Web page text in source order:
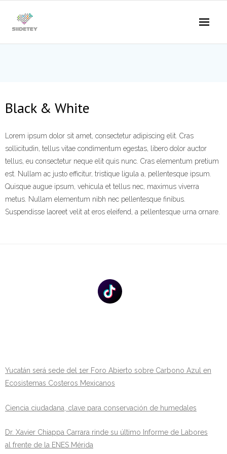
content
Black & White
Lorem ipsum dolor sit amet, consectetur adipiscing elit. Cras
sollicitudin, tellus vitae condimentum egestas, libero dolor auctor
tellus, eu consectetur neque elit quis nunc. Cras elementum pretium
est. Nullam ac justo efficitur, tristique ligula a, pellentesque ipsum.
Quisque augue ipsum, vehicula et tellus nec, maximus viverra
metus. Nullam elementum nibh nec pellentesque finibus.
Suspendisse laoreet velit at eros eleifend, a pellentesque urna ornare.
Yucatán será sede del 1er Foro Abierto sobre Carbono Azul en
Ecosistemas Costeros Mexicanos
Ciencia ciudadana, clave para conservación de humedales
Dr. Xavier Chiappa Carrara rinde su último Informe de Labores
al frente de la ENES Mérida